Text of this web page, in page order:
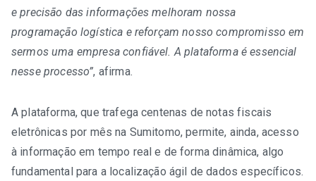
e precisão das informações melhoram nossa
programação logística e reforçam nosso compromisso em
sermos uma empresa confiável. A plataforma é essencial
nesse processo”, afirma.
A plataforma, que trafega centenas de notas fiscais
eletrônicas por mês na Sumitomo, permite, ainda, acesso
à informação em tempo real e de forma dinâmica, algo
fundamental para a localização ágil de dados específicos.